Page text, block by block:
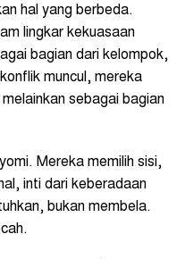
hal yang berbeda.
lingkar kekuasaan
bagian dari kelompok,
muncul, mereka
sebagai bagian
Mereka memilih sisi,
inti dari keberadaan
bukan membela.